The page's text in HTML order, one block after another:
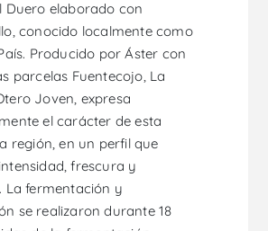
Duero elaborado con
conocido localmente como
Producido por Áster con
parcelas Fuentecojo, La
Joven, expresa
el carácter de esta
región, en un perfil que
frescura y
La fermentación y
se realizaron durante 18